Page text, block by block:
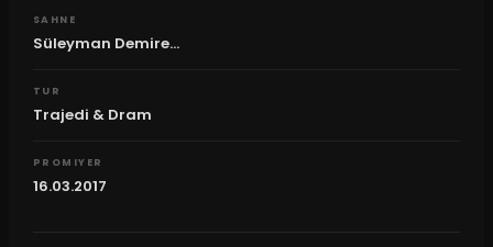
SAHNE
Süleyman Demire...
TUR
Trajedi & Dram
PROMIYER
16.03.2017